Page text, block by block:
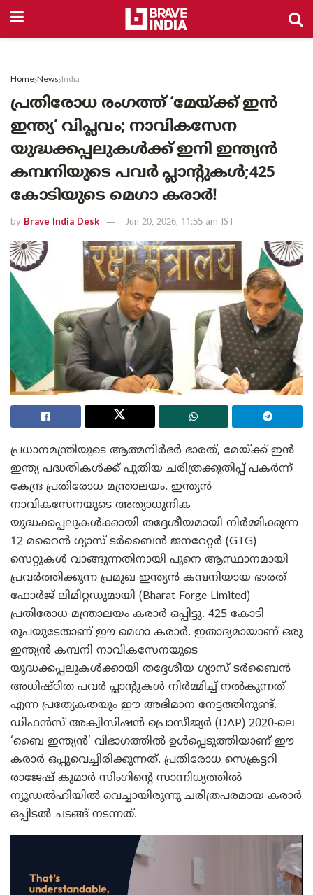
Home News India
പ്രതിരോധ രംഗത്ത് ‘മേയ്ക്ക് ഇൻ
ഇന്ത്യ’ വിപ്ലവം; നാവികസേന
യുദ്ധക്കപ്പലുകൾക്ക് ഇനി ഇന്ത്യൻ
കമ്പനിയുടെ പവർ പ്ലാന്റുകൾ;425
കോടിയുടെ മെഗാ കരാർ!
by Brave India Desk Jun 20, 2026, 11:55 am IST
പ്രധാനമന്ത്രിയുടെ ആത്മനിർഭർ ഭാരത്, മേയ്ക്ക് ഇൻ
ഇന്ത്യ പദ്ധതികൾക്ക് പുതിയ ചരിത്രക്കുതിപ്പ് പകർന്ന്
കേന്ദ്ര പ്രതിരോധ മന്ത്രാലയം. ഇന്ത്യൻ
നാവികസേനയുടെ അത്യാധുനിക
യുദ്ധക്കപ്പലുകൾക്കായി തദ്ദേശീയമായി നിർമ്മിക്കുന്ന
12 മറൈൻ ഗ്യാസ് ടർബൈൻ ജനറേറ്റർ (GTG)
സെറ്റുകൾ വാങ്ങുന്നതിനായി പൂനെ ആസ്ഥാനമായി
പ്രവർത്തിക്കുന്ന പ്രമുഖ ഇന്ത്യൻ കമ്പനിയായ ഭാരത്
ഫോർജ് ലിമിറ്റഡുമായി (Bharat Forge Limited)
പ്രതിരോധ മന്ത്രാലയം കരാർ ഒപ്പിട്ടു. 425 കോടി
രൂപയുടേതാണ് ഈ മെഗാ കരാർ. ഇതാദ്യമായാണ് ഒരു
ഇന്ത്യൻ കമ്പനി നാവികസേനയുടെ
യുദ്ധക്കപ്പലുകൾക്കായി തദ്ദേശീയ ഗ്യാസ് ടർബൈൻ
അധിഷ്ഠിത പവർ പ്ലാന്റുകൾ നിർമ്മിച്ച് നൽകുന്നത്
എന്ന പ്രത്യേകതയും ഈ അഭിമാന നേട്ടത്തിനുണ്ട്.
ഡിഫൻസ് അക്വിസിഷൻ പ്രൊസീജ്യർ (DAP) 2020-ലെ
‘ബൈ ഇന്ത്യൻ’ വിഭാഗത്തിൽ ഉൾപ്പെടുത്തിയാണ് ഈ
കരാർ ഒപ്പുവെച്ചിരിക്കുന്നത്. പ്രതിരോധ സെക്രട്ടറി
രാജേഷ് കുമാർ സിംഗിന്റെ സാന്നിധ്യത്തിൽ
ന്യൂഡൽഹിയിൽ വെച്ചായിരുന്നു ചരിത്രപരമായ കരാർ
ഒപ്പിടൽ ചടങ്ങ് നടന്നത്.